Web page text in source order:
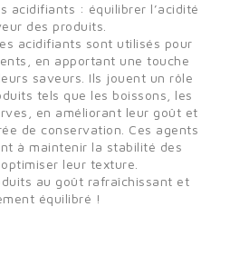
acidifiants : équilibrer l’acidité
des produits.
acidifiants sont utilisés pour
en apportant une touche
saveurs. Ils jouent un rôle
tels que les boissons, les
en améliorant leur goût et
de conservation. Ces agents
à maintenir la stabilité des
leur texture.
au goût rafraîchissant et
équilibré !
×
to save products in your wish